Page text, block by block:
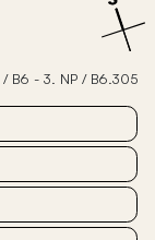
/ B6 - 3. NP / B6.305